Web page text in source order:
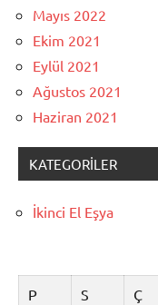
Mayıs 2022
Ekim 2021
Eylül 2021
Ağustos 2021
Haziran 2021
KATEGORILER
İkinci El Eşya
P
S Ç